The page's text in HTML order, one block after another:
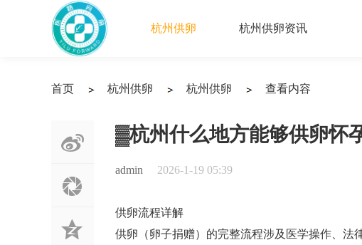
杭州供卵 杭州供卵资讯
首页 杭州供卵 杭州供卵 查看内容
▓杭州什么地方能够供卵怀
admin 2026-1-19 05:39
供卵流程详解
供卵（卵子捐赠）的完整流程涉及医学操作、法